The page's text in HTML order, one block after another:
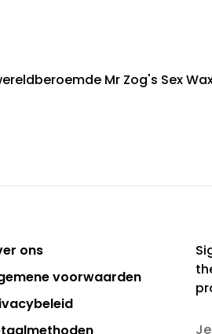
Mr Zog's Sex
ons
voorwaarden